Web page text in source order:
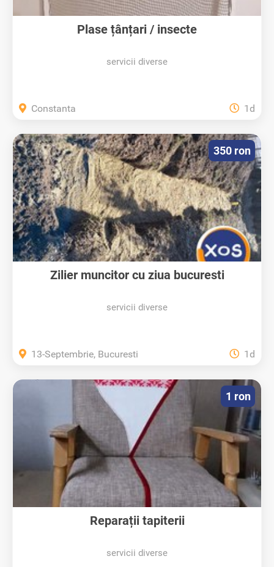
Plase țânțari / insecte
servicii diverse
Constanta 1d
Zilier muncitor cu ziua bucuresti
servicii diverse
350 ron
13-Septembrie, Bucuresti 1d
Reparații tapiterii
servicii diverse
1 ron